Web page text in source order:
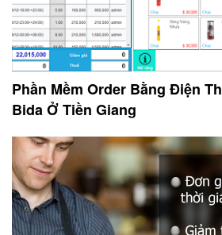
Phần Mềm Order Bằng Điện
Bida Ở Tiền Giang